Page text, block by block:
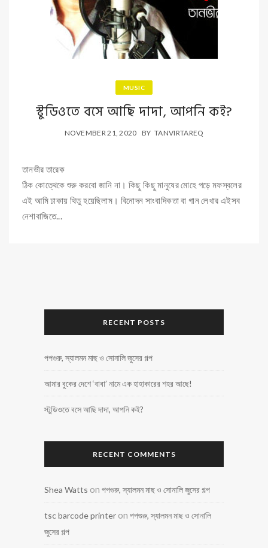
MUSIC
স্টুডিওতে বসে আছি দাদা, আপনি কই?
NOVEMBER 21, 2020 BY TANVIRTAREQ
তানভীর তারেক
ঠিক কোত্থেকে শুরু করবো জানি না। কিছু কিছু মানুষের মোহে পড়ে মফস্বলের
এই আমি ঢাকায় থিতু হয়েছিলাম। বিনোদন সাংবাদিকতা বা গান লেখার এইসব
নেশাবাজিতে...
RECENT POSTS
পপগুরু, স্যালমন মাছ ও সোনালি জুসের গল্প
আমার বুকের দেশে ‘বাবা’ নামে এক হাহাকারের শহর আছে!
স্টুডিওতে বসে আছি দাদা, আপনি কই?
RECENT COMMENTS
Shea Watts on পপগুরু, স্যালমন মাছ ও সোনালি জুসের গল্প
tsc barcode printer on পপগুরু, স্যালমন মাছ ও সোনালি
জুসের গল্প